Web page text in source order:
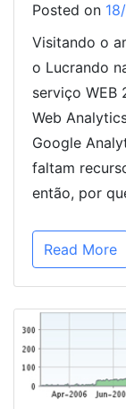
Posted on
Visitando o
o Lucrando
serviço WEB
Web
Google
faltam
então, por
Read More